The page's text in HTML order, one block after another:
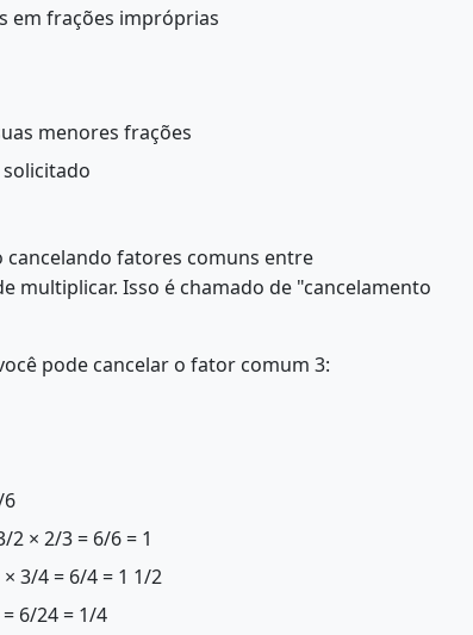
em frações impróprias
menores frações
cancelando fatores comuns entre
multiplicar. Isso é chamado de "cancelamento
pode cancelar o fator comum 3:
6
2 × 2/3 = 6/6 = 1
3/4 = 6/4 = 1 1/2
6/24 = 1/4